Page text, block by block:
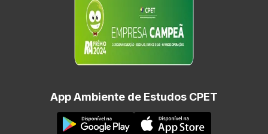
App Ambiente de Estudos CPET